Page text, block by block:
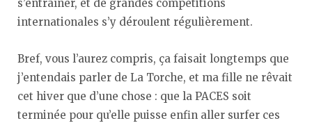
s’entraîner, et de grandes compétitions
internationales s’y déroulent régulièrement.
Bref, vous l’aurez compris, ça faisait longtemps que
j’entendais parler de La Torche, et ma fille ne rêvait
cet hiver que d’une chose : que la PACES soit
terminée pour qu’elle puisse enfin aller surfer ces